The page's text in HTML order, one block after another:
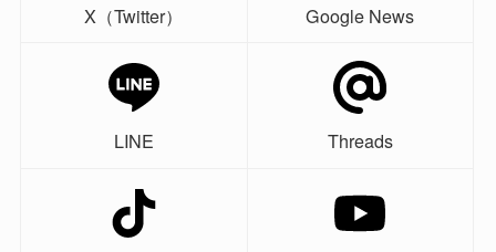
X（Twitter） Google News
LINE Threads